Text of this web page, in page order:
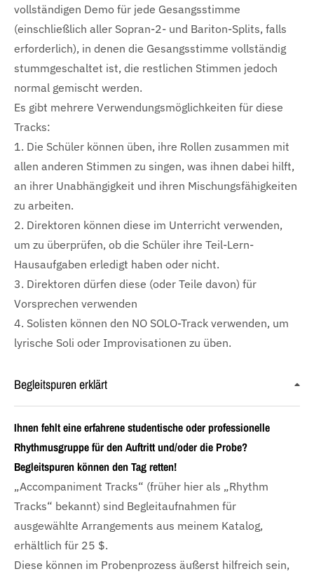
vollständigen Demo für jede Gesangsstimme
(einschließlich aller Sopran-2- und Bariton-Splits, falls
erforderlich), in denen die Gesangsstimme vollständig
stummgeschaltet ist, die restlichen Stimmen jedoch
normal gemischt werden.
Es gibt mehrere Verwendungsmöglichkeiten für diese
Tracks:
1. Die Schüler können üben, ihre Rollen zusammen mit
allen anderen Stimmen zu singen, was ihnen dabei hilft,
an ihrer Unabhängigkeit und ihren Mischungsfähigkeiten
zu arbeiten.
2. Direktoren können diese im Unterricht verwenden,
um zu überprüfen, ob die Schüler ihre Teil-Lern-
Hausaufgaben erledigt haben oder nicht.
3. Direktoren dürfen diese (oder Teile davon) für
Vorsprechen verwenden
4. Solisten können den NO SOLO-Track verwenden, um
lyrische Soli oder Improvisationen zu üben.
Begleitspuren erklärt
Ihnen fehlt eine erfahrene studentische oder professionelle
Rhythmusgruppe für den Auftritt und/oder die Probe?
Begleitspuren können den Tag retten!
„Accompaniment Tracks“ (früher hier als „Rhythm
Tracks“ bekannt) sind Begleitaufnahmen für
ausgewählte Arrangements aus meinem Katalog,
erhältlich für 25 $.
Diese können im Probenprozess äußerst hilfreich sein,